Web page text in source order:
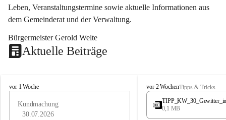
Leben, Veranstaltungstermine sowie aktuelle Informationen aus
dem Gemeinderat und der Verwaltung.
Bürgermeister Gerold Welte
Aktuelle Beiträge
L
vor 1 Woche
Kundmachung
30.07.2026
L
a
e
vor 2 WochenTipps & Tricks
0,1 MB